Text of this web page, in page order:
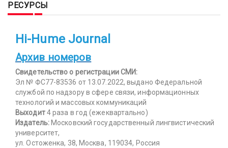
РЕСУРСЫ
Hi-Hume Journal
Архив номеров
Свидетельство о регистрации СМИ:
Эл № ФС77-83536 от 13.07.2022, выдано Федеральной
службой по надзору в сфере связи, информационных
технологий и массовых коммуникаций
Выходит4 раза в год (ежеквартально)
Издатель:Московский государственный лингвистический
университет,
ул. Остоженка, 38, Москва, 119034, Россия